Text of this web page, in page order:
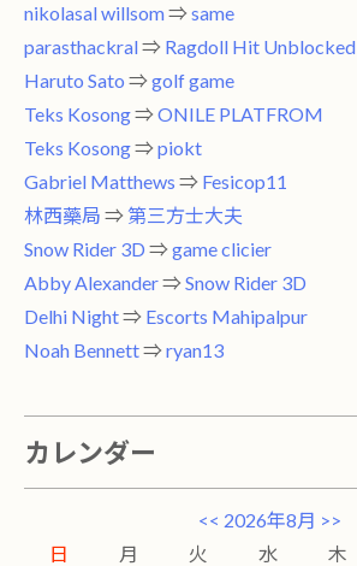
nikolasal willsom⇒ same
parasthackral⇒ Ragdoll Hit Unblocked
Haruto Sato ⇒ golf game
Teks Kosong⇒ ONILE PLATFROM
Teks Kosong⇒ piokt
Gabriel Matthews ⇒ Fesicop11
林西藥局 ⇒ 第三方士大夫
Snow Rider 3D ⇒ game clicier
Abby Alexander⇒ Snow Rider 3D
Delhi Night⇒ Escorts Mahipalpur
Noah Bennett⇒ ryan13
カレンダー
<< 2026年8月 >>
日
月 火 水 木